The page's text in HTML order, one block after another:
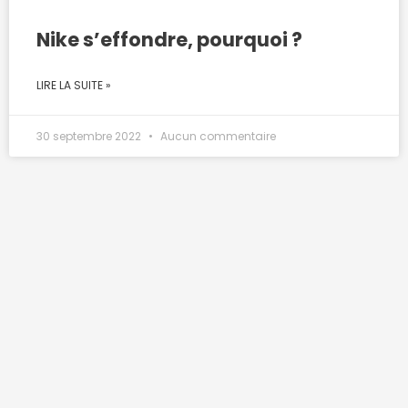
Nike s’effondre, pourquoi ?
LIRE LA SUITE »
30 septembre 2022 Aucun commentaire